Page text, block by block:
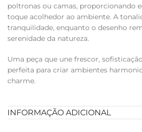
poltronas ou camas, proporcionando
toque acolhedor ao ambiente. A
tranquilidade, enquanto o desenho
serenidade da natureza.
Uma peça que une frescor,
perfeita para criar ambientes
charme.
INFORMAÇÃO ADICIONAL